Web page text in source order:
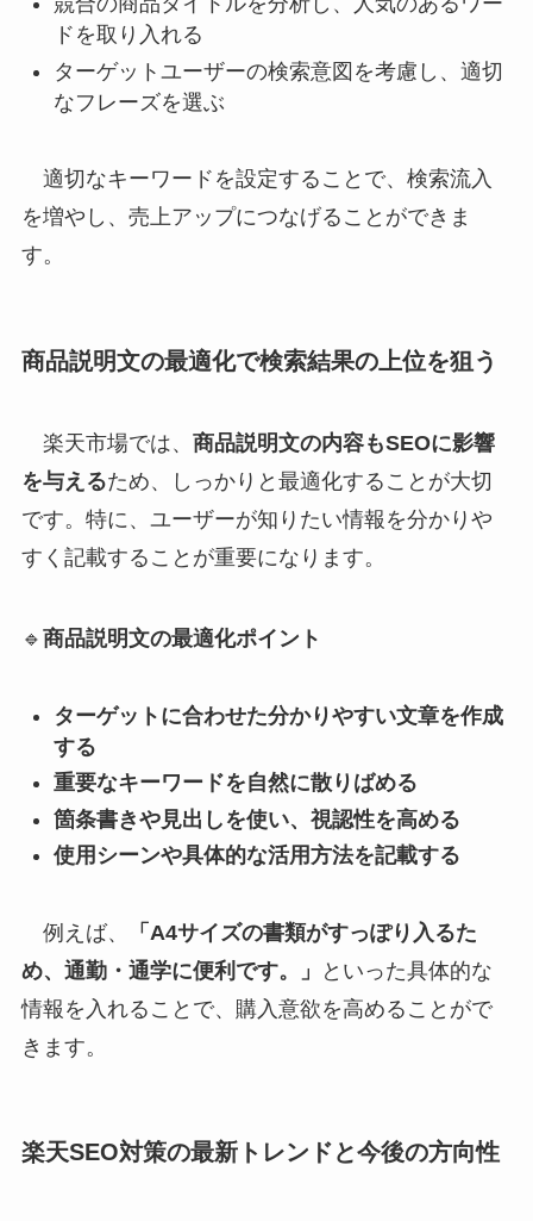
ドを取り入れる
ターゲットユーザーの検索意図を考慮し、適切
なフレーズを選ぶ
適切なキーワードを設定することで、検索流入
を増やし、売上アップにつなげることができま
す。
商品説明文の最適化で検索結果の上位を狙う
楽天市場では、 商品説明文の内容もSEOに影響
を与えるため、しっかりと最適化することが大切
です。特に、ユーザーが知りたい情報を分かりや
すく記載することが重要になります。
🔹 商品説明文の最適化ポイント
ターゲットに合わせた分かりやすい文章を作成
する
重要なキーワードを自然に散りばめる
箇条書きや見出しを使い、視認性を高める
使用シーンや具体的な活用方法を記載する
例えば、
「A4サイズの書類がすっぽり入るた
め、通勤・通学に便利です。」
といった具体的な
情報を入れることで、購入意欲を高めることがで
きます。
楽天SEO対策の最新トレンドと今後の方向性